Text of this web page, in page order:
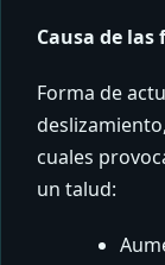
Causa de
Forma de
cuales
un talud: